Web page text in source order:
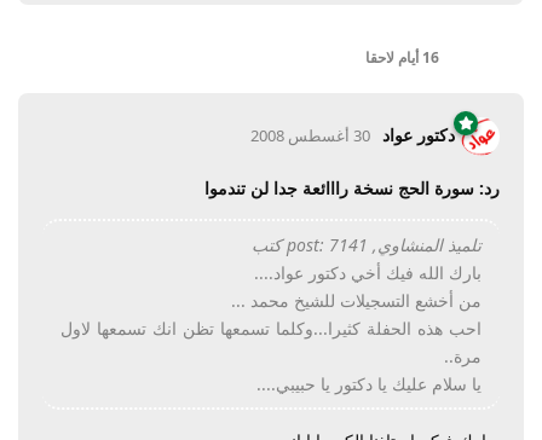
16 أيام لاحقا
دكتور عواد 30 أغسطس 2008
رد: سورة الحج نسخة رااائعة جدا لن تندموا
تلميذ المنشاوي, post: 7141 كتب
بارك الله فيك أخي دكتور عواد....
من أخشع التسجيلات للشيخ محمد ...
احب هذه الحفلة كثيرا...وكلما تسمعها تظن انك تسمعها لاول
مرة..
يا سلام عليك يا دكتور يا حبيبي....